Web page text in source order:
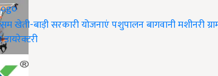
खेती-बाड़ीसरकारी योजनाएंपशुपालनबागवानीमशीनरी
डायरेक्टरी